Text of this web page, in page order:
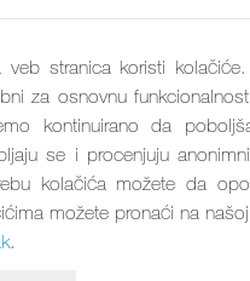
veb stranica koristi
za osnovnu
kontinuirano da
se i procenjuju
kolačića možete da
možete pronaći na
.